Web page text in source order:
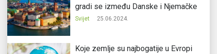
gradi se između Danske i Njemačke
Svijet 25.06.2024.
Koje zemlje su najbogatije u Evropi